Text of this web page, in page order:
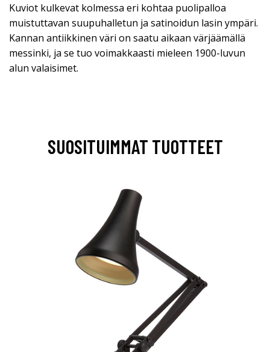
Kuviot kulkevat kolmessa eri kohtaa puolipalloa
muistuttavan suupuhalletun ja satinoidun lasin ympäri.
Kannan antiikkinen väri on saatu aikaan värjäämällä
messinki, ja se tuo voimakkaasti mieleen 1900-luvun
alun valaisimet.
SUOSITUIMMAT TUOTTEET